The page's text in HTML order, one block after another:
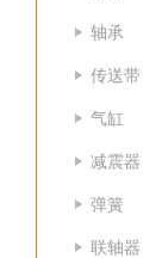
轴承
传送带
气缸
减震器
弹簧
联轴器